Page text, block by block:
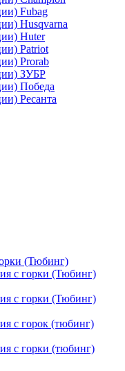
Fubag
Husqvarna
Huter
Patriot
Prorab
ЗУБР
Победа
Ресанта
(Тюбинг)
с горки (Тюбинг)
с горки (Тюбинг)
с горок (тюбинг)
с горки (тюбинг)